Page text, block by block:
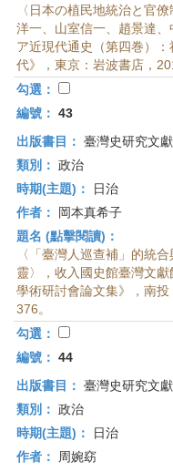
〈日本の植民地統治と官
洋一、山室信一、趙景達
ア近現代通史（第四巻）
代》，東京：岩波書店，
勾選：
編號： 43
出版書目： 臺灣史研究文
類別： 政治
時期(主題)：
日治
作者：
岡本真希子
題名 (點擊閱讀)：
〈「臺灣人巡查補」的統
靈〉，收入國史館臺灣文
學術研討會論文集》，南
376。
勾選：
編號： 44
出版書目： 臺灣史研究文
類別： 政治
時期(主題)：
日治
作者：
周婉窈